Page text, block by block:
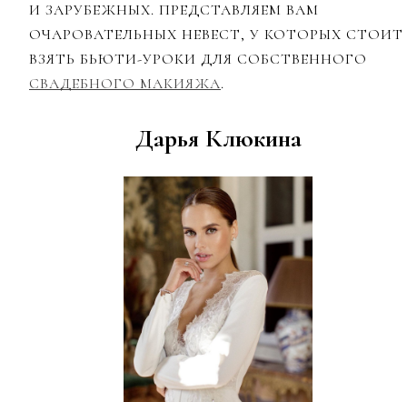
И ЗАРУБЕЖНЫХ. ПРЕДСТАВЛЯЕМ ВАМ
ОЧАРОВАТЕЛЬНЫХ НЕВЕСТ, У КОТОРЫХ СТОИТ
ВЗЯТЬ БЬЮТИ-УРОКИ ДЛЯ СОБСТВЕННОГО
СВАДЕБНОГО МАКИЯЖА.
Дарья Клюкина